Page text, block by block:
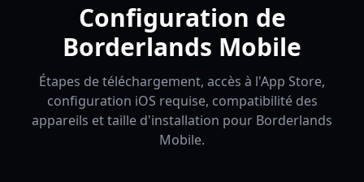
Configuration de
Borderlands Mobile
Étapes de téléchargement, accès à l'App Store,
configuration iOS requise, compatibilité des
appareils et taille d'installation pour Borderlands
Mobile.